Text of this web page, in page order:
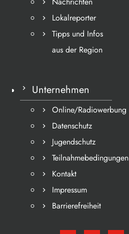
Lokalreporter
Tipps und Infos
aus der Region
Unternehmen
Online/Radiowerbung
Datenschutz
Jugendschutz
Teilnahmebedingungen
Kontakt
Impressum
Barrierefreiheit